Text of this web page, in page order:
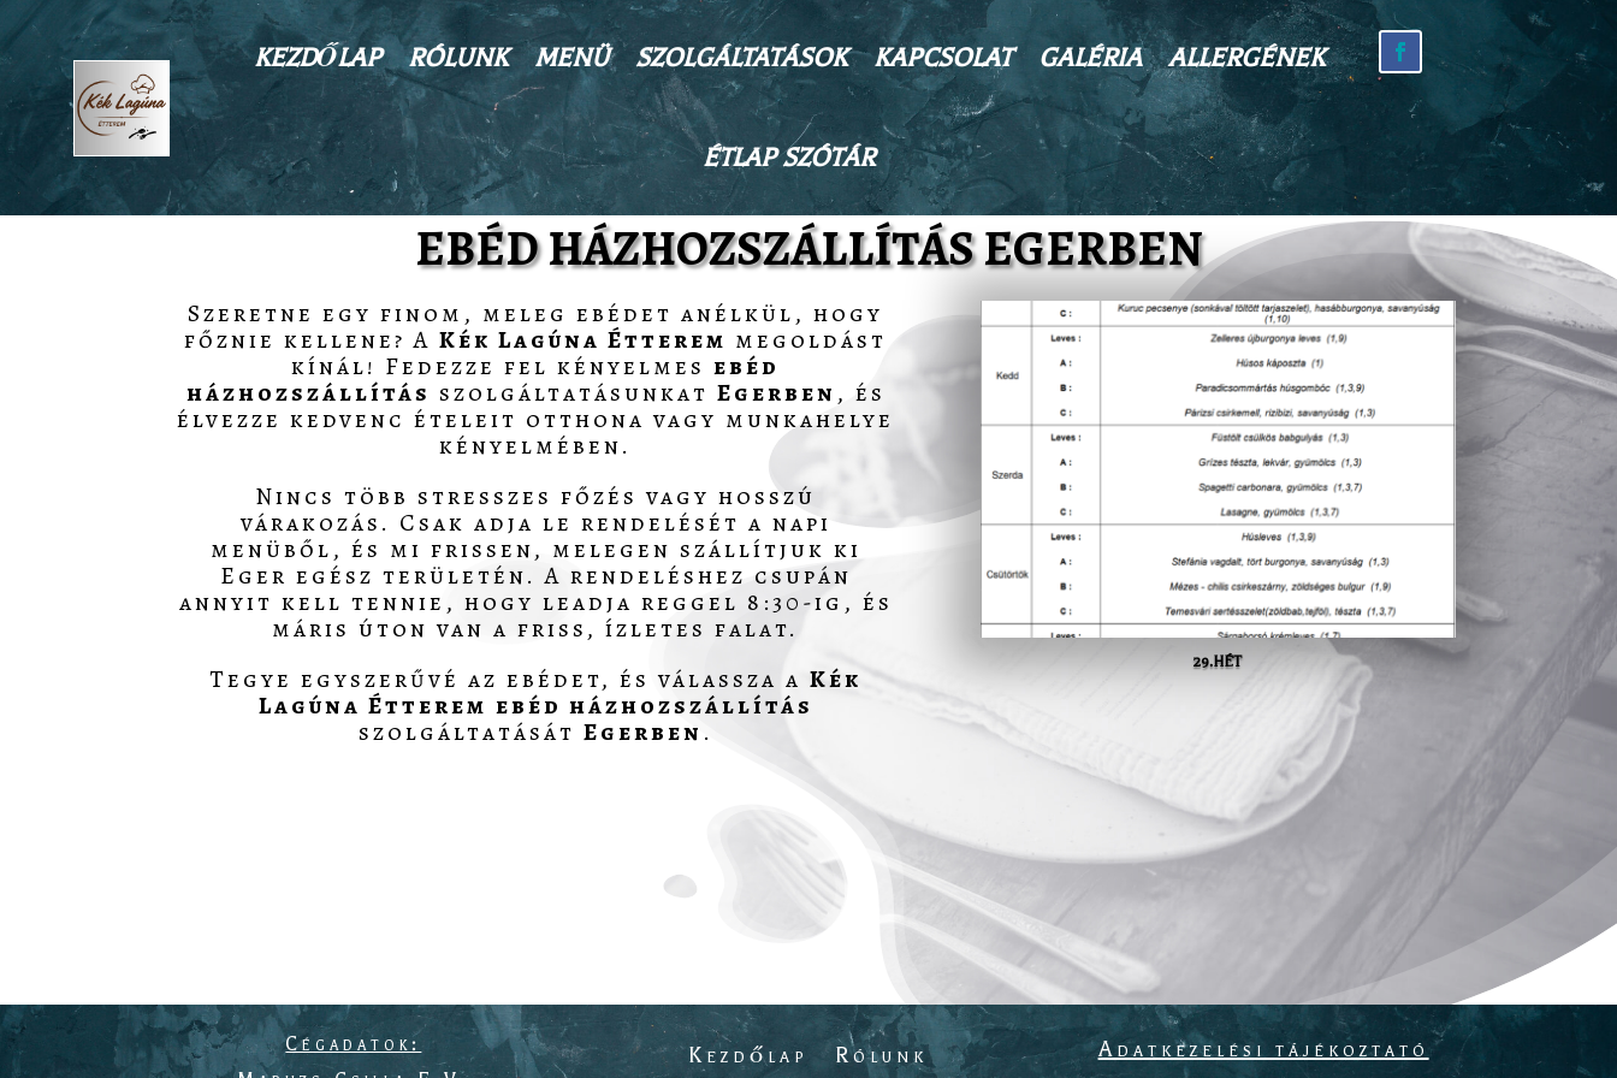
KEZDŐLAP RÓLUNK MENÜ SZOLGÁLTATÁSOK KAPCSOLAT GALÉRIA ALLERGÉNEK
ÉTLAP SZÓTÁR
EBÉD HÁZHOZSZÁLLÍTÁS EGERBEN
Szeretne egy finom, meleg ebédet anélkül, hogy
főznie kellene? AKék Lagúna Étterem megoldást
kínál! Fedezze fel kényelmesebéd
házhozszállítás szolgáltatásunkat Egerben , és
élvezze kedvenc ételeit otthona vagy munkahelye
kényelmében.
Nincs több stresszes főzés vagy hosszú
várakozás. Csak adja le rendelését a napi
menüből, és mi frissen, melegen szállítjuk ki
Eger egész területén. A rendeléshez csupán
annyit kell tennie, hogy leadja reggel 8:30-ig, és
máris úton van a friss, ízletes falat.
Tegye egyszerűvé az ebédet, és válassza aKék
Lagúna Étterem ebéd házhozszállítás
szolgáltatását Egerben .
29.HÉT
Cégadatok:
Kezdőlap Rólunk Adatkezelési tájékoztató